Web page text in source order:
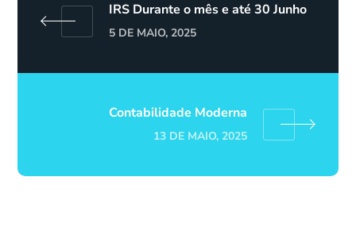
IRS Durante o mês e até 30 Junho
5 DE MAIO, 2025
Contabilidade Moderna
13 DE MAIO, 2025